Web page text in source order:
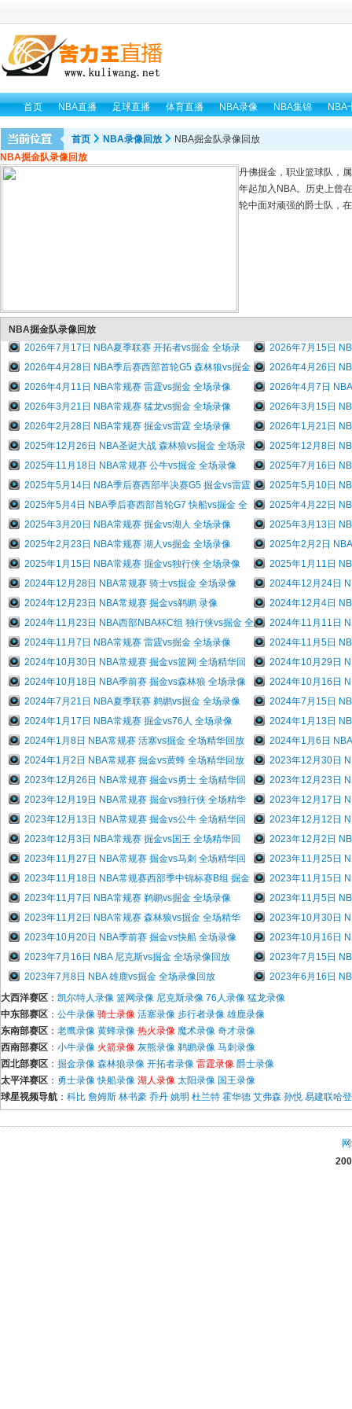
首页 NBA直播 足球直播 体育直播 NBA录像 NBA集锦 NBA
首页 NBA录像回放
NBA掘金队录像回放
NBA掘金队录像回放
丹佛掘金，职业篮球队，
年起加入NBA。历史上曾
轮中面对顽强的爵士队，
NBA掘金队录像回放
2026年7月17日 NBA夏季联赛 开拓者vs掘金 全场录
2026年7月15日
2026年4月28日 NBA季后赛西部首轮G5 森林狼vs掘金
2026年4月26日
2026年4月11日 NBA常规赛 雷霆vs掘金 全场录像
2026年4月7日
2026年3月21日 NBA常规赛 猛龙vs掘金 全场录像
2026年3月15日
2026年2月28日 NBA常规赛 掘金vs雷霆 全场录像
2026年1月21日
2025年12月26日 NBA圣诞大战 森林狼vs掘金 全场录
2025年12月8日
2025年11月18日 NBA常规赛 公牛vs掘金 全场录像
2025年7月16日
2025年5月14日 NBA季后赛西部半决赛G5 掘金vs雷霆
2025年5月10日
2025年5月4日 NBA季后赛西部首轮G7 快船vs掘金 全
2025年4月22日
2025年3月20日 NBA常规赛 掘金vs湖人 全场录像
2025年3月13日
2025年2月23日 NBA常规赛 湖人vs掘金 全场录像
2025年2月2日
2025年1月15日 NBA常规赛 掘金vs独行侠 全场录像
2025年1月11日
2024年12月28日 NBA常规赛 骑士vs掘金 全场录像
2024年12月24日
2024年12月23日 NBA常规赛 掘金vs鹈鹕 录像
2024年12月4日
2024年11月23日 NBA西部NBA杯C组 独行侠vs掘金 全
2024年11月11日
2024年11月7日 NBA常规赛 雷霆vs掘金 全场录像
2024年11月5日
2024年10月30日 NBA常规赛 掘金vs篮网 全场精华回
2024年10月29日
2024年10月18日 NBA季前赛 掘金vs森林狼 全场录像
2024年10月16日
2024年7月21日 NBA夏季联赛 鹈鹕vs掘金 全场录像
2024年7月15日
2024年1月17日 NBA常规赛 掘金vs76人 全场录像
2024年1月13日
2024年1月8日 NBA常规赛 活塞vs掘金 全场精华回放
2024年1月6日
2024年1月2日 NBA常规赛 掘金vs黄蜂 全场精华回放
2023年12月30日
2023年12月26日 NBA常规赛 掘金vs勇士 全场精华回
2023年12月23日
2023年12月19日 NBA常规赛 掘金vs独行侠 全场精华
2023年12月17日
2023年12月13日 NBA常规赛 掘金vs公牛 全场精华回
2023年12月12日
2023年12月3日 NBA常规赛 掘金vs国王 全场精华回
2023年12月2日
2023年11月27日 NBA常规赛 掘金vs马刺 全场精华回
2023年11月25日
2023年11月18日 NBA常规赛西部季中锦标赛B组 掘金
2023年11月15日
2023年11月7日 NBA常规赛 鹈鹕vs掘金 全场录像
2023年11月5日
2023年11月2日 NBA常规赛 森林狼vs掘金 全场精华
2023年10月30日
2023年10月20日 NBA季前赛 掘金vs快船 全场录像
2023年10月16日
2023年7月16日 NBA 尼克斯vs掘金 全场录像回放
2023年7月15日
2023年7月8日 NBA 雄鹿vs掘金 全场录像回放
2023年6月16日
大西洋赛区 ： 凯尔特人录像 篮网录像 尼克斯录像 76人录像 猛龙录像
中东部赛区 ： 公牛录像 骑士录像 活塞录像 步行者录像 雄鹿录像
东南部赛区 ： 老鹰录像 黄蜂录像 热火录像 魔术录像 奇才录像
西南部赛区 ： 小牛录像 火箭录像 灰熊录像 鹈鹕录像 马刺录像
西北部赛区 ： 掘金录像 森林狼录像 开拓者录像 雷霆录像 爵士录像
太平洋赛区 ： 勇士录像 快船录像 湖人录像 太阳录像 国王录像
球星视频导航 ： 科比 詹姆斯 林书豪 乔丹 姚明 杜兰特 霍华德 艾弗森 孙悦 易建联哈登